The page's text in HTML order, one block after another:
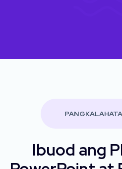
Ibuod ang